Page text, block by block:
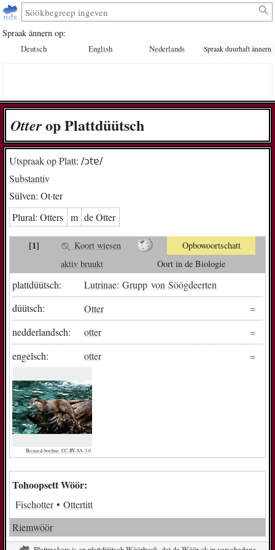
Spraak ännern op:
Deutsch English Nederlands Spraak duurhaft ännern
Ot­terop Plattdüütsch
Utspraak op Platt: /ɔtɐ/
Substantiv
Sülven: Ot·ter
Plural:Ot­ters m de Ot­ter
[1] Koort wiesen
Opbowoortschatt
aktiv bruukt
Oort in de Biologie
plattdüütsch: Lutrinae:Grupp von Söögdeerten
düütsch:
Otter
nedderlandsch:
otter
engelsch:
otter
Bernard-boehne, CC-BY-SA-3.0
Tohoopsett Wöör:
Fischotter
Ottertitt
Riemwöör